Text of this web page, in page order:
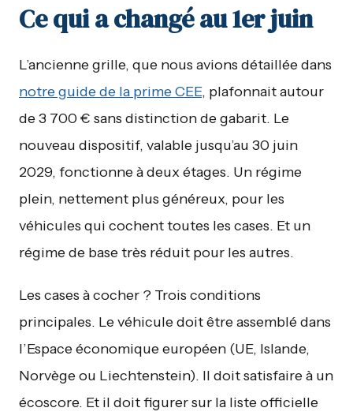
Ce qui a changé au 1er juin
L’ancienne grille, que nous avions détaillée dans
notre guide de la prime CEE, plafonnait autour
de 3 700 € sans distinction de gabarit. Le
nouveau dispositif, valable jusqu’au 30 juin
2029, fonctionne à deux étages. Un régime
plein, nettement plus généreux, pour les
véhicules qui cochent toutes les cases. Et un
régime de base très réduit pour les autres.
Les cases à cocher ? Trois conditions
principales. Le véhicule doit être assemblé dans
l’Espace économique européen (UE, Islande,
Norvège ou Liechtenstein). Il doit satisfaire à un
écoscore. Et il doit figurer sur la liste officielle